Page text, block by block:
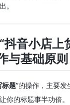
。
抖音小店上
基础原则
标题”的操作，主要
你的标题事半功倍。